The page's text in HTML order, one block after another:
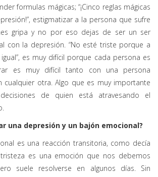
formulas mágicas; “¡Cinco reglas mágicas
estigmatizar a la persona que sufre
gripa y no por eso dejas de ser un ser
con la depresión. “No esté triste porque a
es muy difícil porque cada persona es
es muy difícil tanto con una persona
cualquier otra. Algo que es muy importante
de quien está atravesando el
una depresión y un bajón emocional?
es una reacción transitoria, como decía
es una emoción que nos debemos
suele resolverse en algunos días. Sin